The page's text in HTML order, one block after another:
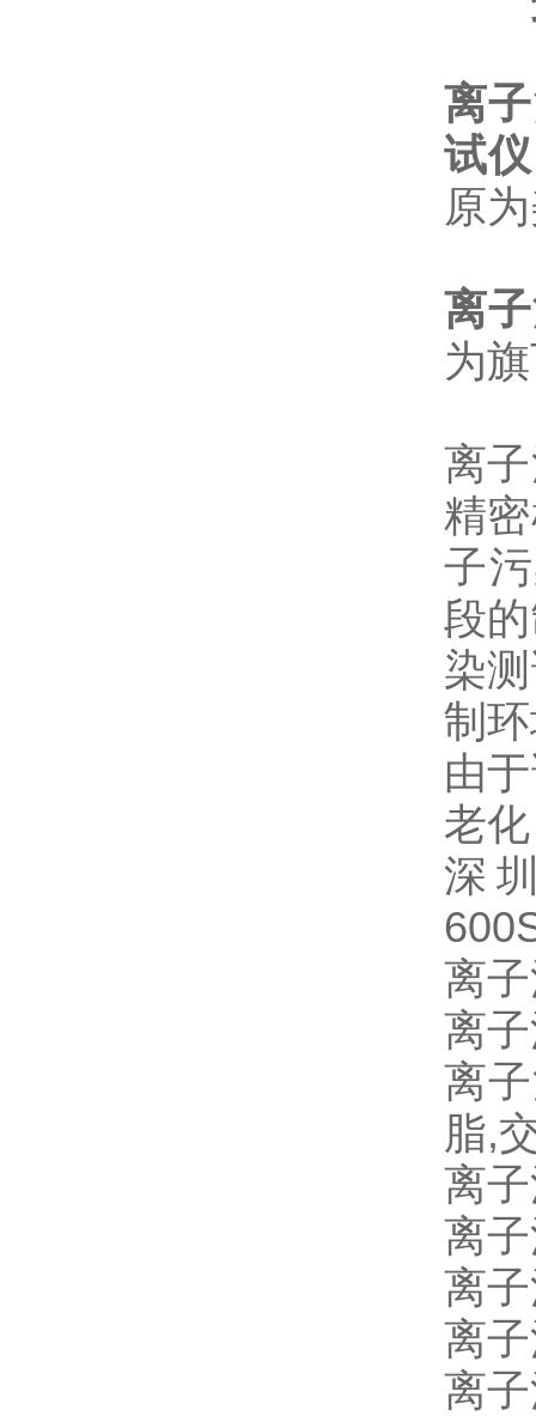
离
试仪
原
离
为
离
精
子
段
染
制
由
老
深
离
离
离
脂,
离
离
离
离
离